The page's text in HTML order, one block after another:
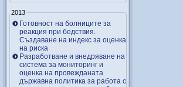
2013
Готовност на болниците за
реакция при бедствия.
Създаване на индекс за оценка
на риска
Разработване и внедряване на
система за мониторинг и
оценка на провежданата
държавна политика за работа с